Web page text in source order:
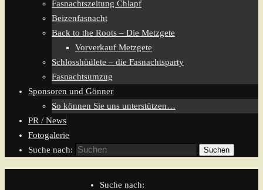
Fasnachtszeitung Chlapf
Beizenfasnacht
Back to the Roots – Die Metzgete
Vorverkauf Metzgete
Schlosshüülete – die Fasnachtsparty
Fasnachtsumzug
Sponsoren und Gönner
So können Sie uns unterstützen…
PR / News
Fotogalerie
Suche nach:
Suchen
Suche nach: